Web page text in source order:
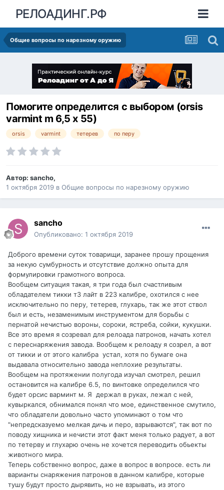
РЕЛОАДИНГ.РФ
Общие вопросы по нарезному оружию
Помогите определится с выбором (orsis
varmint m 6,5 x 55)
orsis varmint тетерев по перу
Автор: sancho,
1 октября 2019 в Общие вопросы по нарезному оружию
sancho
Опубликовано: 1 октября 2019
Доброго времени суток товарищи, заранее прошу прощения
за некую сумбурность и отсутствие должно опыта для
формулировки грамотного вопроса.
Вообщем ситуация такая, я три года был счастливым
обладателем тикки т3 лайт в 223 калибре, охотился с нее
исключительно по перу, тетерев, глухарь, так же этот ствол
был и есть, незаменимым инструментом для борьбы с
пернатой нечистью вороны, сороки, ястреба, сойки, кукушки.
Все это время я созревал для релоада патронов, начать хотел
с переснаряжения завода. Вообщем к релоаду я созрел, а вот
от тикки и от этого калибра устал, хотя по бумаге она
выдавала относительно завода неплохие результаты.
Вообщем на протяжении полугода изучал смотрел, решил
остановится на калибре 6.5, по винтовке определился что
будет орсис варминт м. Я держал в руках, лежал с ней,
кувыркался, обнимался понял что мое, единственное смутило,
что обладатели довольно часто упоминают о том что
"непредсказуемо мелкая дичь и перо, взрываются", так вот по
поводу хищника и нечисти этот факт меня только радует, а вот
по тетерву и глухарю очень не хочется переводить обьекты
животного мира.
Теперь собственно вопрос, даже в вопрос в вопросе. есть ли
варианты снаряжения патронов в данном калибре, которые
тушу будут просто дырявить, но не взрывать, из этого